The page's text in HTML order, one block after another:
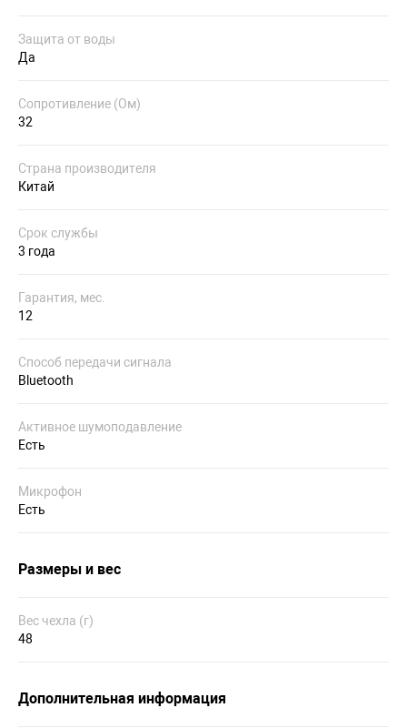
Защита от воды
Да
Сопротивление (Ом)
32
Страна производителя
Китай
Срок службы
3 года
Гарантия, мес.
12
Способ передачи сигнала
Bluetooth
Активное шумоподавление
Есть
Микрофон
Есть
Размеры и вес
Вес чехла (г)
48
Дополнительная информация